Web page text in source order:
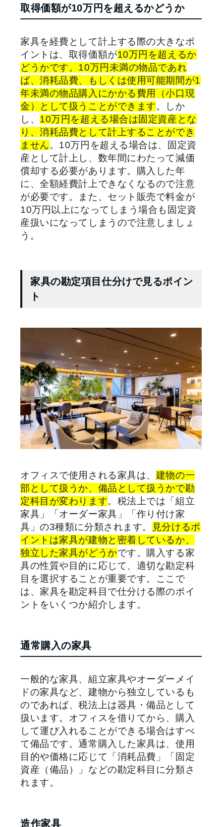
取得価額が10万円を超えるかどうか
家具を経費として計上する際の大きなポ
イントは、取得価額が10万円を超えるか
どうかです。10万円未満の物品であれ
ば、消耗品費、もしくは使用可能期間が1
年未満の物品購入にかかる費用（小口現
金）として扱うことができます。しか
し、 10万円を超える場合は固定資産とな
り、消耗品費として計上することができ
ません。10万円を超える場合は、固定資
産として計上し、数年間にわたって減価
償却する必要があります。購入した年
に、全額経費計上できなくなるので注意
が必要です。また、セット販売で料金が
10万円以上になってしまう場合も固定資
産扱いになってしまうので注意しましょ
う。
家具の勘定項目仕分けで見るポイン
ト
オフィスで使用される家具は、 建物の一
部として扱うか、備品として扱うかで勘
定科目が変わります。税法上では「組立
家具」「オーダー家具」「作り付け家
具」の3種類に分類されます。
見分けるポ
イントは家具が建物と密着しているか、
独立した家具がどうかです。購入する家
具の性質や目的に応じて、適切な勘定科
目を選択することが重要です。ここで
は、家具を勘定科目で仕分ける際のポイ
ントをいくつか紹介します。
通常購入の家具
一般的な家具、組立家具やオーダーメイ
ドの家具など、建物から独立しているも
のであれば、税法上は器具・備品として
扱います。オフィスを借りてから、購入
して運び入れることができる場合はすべ
て備品です。通常購入した家具は、使用
目的や価格に応じて「消耗品費」「固定
資産（備品）」などの勘定科目に分類さ
れます。
造作家具